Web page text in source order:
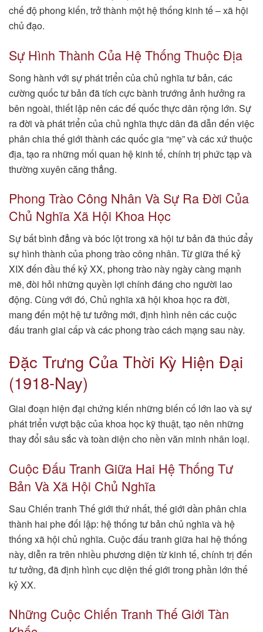
chế độ phong kiến, trở thành một hệ thống kinh tế – xã hội
chủ đạo.
Sự Hình Thành Của Hệ Thống Thuộc Địa
Song hành với sự phát triển của chủ nghĩa tư bản, các
cường quốc tư bản đã tích cực bành trướng ảnh hưởng ra
bên ngoài, thiết lập nên các đế quốc thực dân rộng lớn. Sự
ra đời và phát triển của chủ nghĩa thực dân đã dẫn đến việc
phân chia thế giới thành các quốc gia “mẹ” và các xứ thuộc
địa, tạo ra những mối quan hệ kinh tế, chính trị phức tạp và
thường xuyên căng thẳng.
Phong Trào Công Nhân Và Sự Ra Đời Của
Chủ Nghĩa Xã Hội Khoa Học
Sự bất bình đẳng và bóc lột trong xã hội tư bản đã thúc đẩy
sự hình thành của phong trào công nhân. Từ giữa thế kỷ
XIX đến đầu thế kỷ XX, phong trào này ngày càng mạnh
mẽ, đòi hỏi những quyền lợi chính đáng cho người lao
động. Cùng với đó, Chủ nghĩa xã hội khoa học ra đời,
mang đến một hệ tư tưởng mới, định hình nên các cuộc
đấu tranh giai cấp và các phong trào cách mạng sau này.
Đặc Trưng Của Thời Kỳ Hiện Đại
(1918-Nay)
Giai đoạn hiện đại chứng kiến những biến cố lớn lao và sự
phát triển vượt bậc của khoa học kỹ thuật, tạo nên những
thay đổi sâu sắc và toàn diện cho nền văn minh nhân loại.
Cuộc Đấu Tranh Giữa Hai Hệ Thống Tư
Bản Và Xã Hội Chủ Nghĩa
Sau Chiến tranh Thế giới thứ nhất, thế giới dần phân chia
thành hai phe đối lập: hệ thống tư bản chủ nghĩa và hệ
thống xã hội chủ nghĩa. Cuộc đấu tranh giữa hai hệ thống
này, diễn ra trên nhiều phương diện từ kinh tế, chính trị đến
tư tưởng, đã định hình cục diện thế giới trong phần lớn thế
kỷ XX.
Những Cuộc Chiến Tranh Thế Giới Tàn